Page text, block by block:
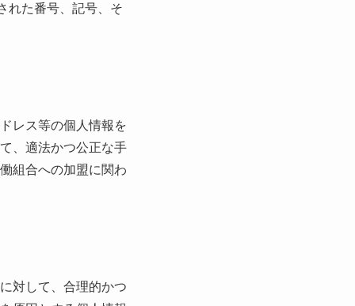
れた番号、記号、そ
レス等の個人情報を
、適法かつ公正な手
組合への加盟に関わ
対して、合理的かつ